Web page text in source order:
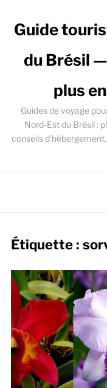
Guide
du Brésil
plus
Guides de voyage
Nord-Est du Brésil :
conseils
Étiquette :